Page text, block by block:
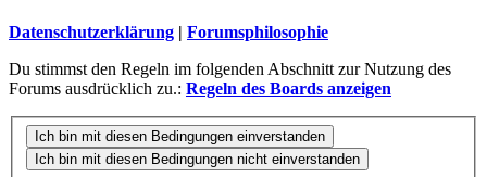
Datenschutzerklärung | Forumsphilosophie
Du stimmst den Regeln im folgenden Abschnitt zur Nutzung des
Forums ausdrücklich zu.: Regeln des Boards anzeigen